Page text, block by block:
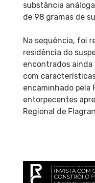
substância
de 98 gramas de
Na sequência, foi
residência do
encontrados ainda
com
encaminhado pela
entorpecentes
Regional de